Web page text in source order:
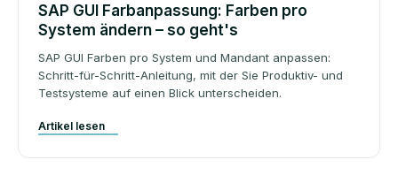
SAP GUI Farbanpassung: Farben pro
System ändern – so geht's
SAP GUI Farben pro System und Mandant anpassen:
Schritt-für-Schritt-Anleitung, mit der Sie Produktiv- und
Testsysteme auf einen Blick unterscheiden.
Artikel lesen